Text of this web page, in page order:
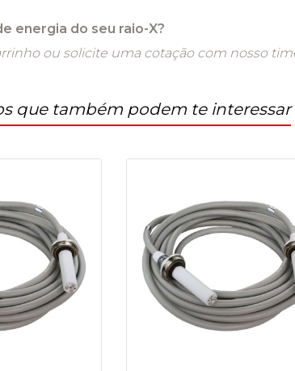
energia do seu raio-X?
ou solicite uma cotação com nosso
que também podem te interessar